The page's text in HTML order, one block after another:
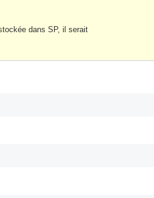
dans SP, il serait